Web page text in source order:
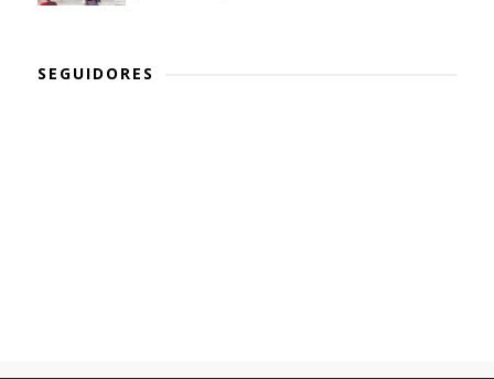
SEGUIDORES